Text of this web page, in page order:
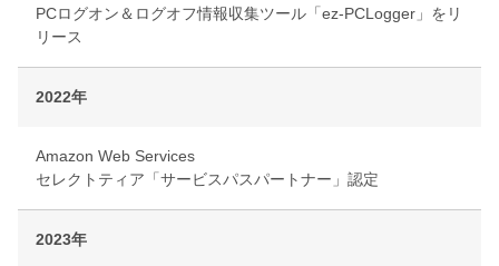
PCログオン＆ログオフ情報収集ツール「ez-PCLogger」をリ
リース
2022年
Amazon Web Services
セレクトティア「サービスパスパートナー」認定
2023年